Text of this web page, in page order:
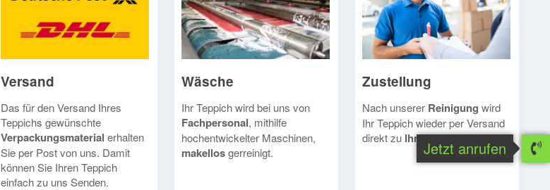
Versand
Das für den Versand Ihres
Teppichs gewünschte
Verpackungsmaterial erhalten
Sie per Post von uns. Damit
können Sie Ihren Teppich
einfach zu uns Senden.
Wäsche
Ihr Teppich wird bei uns von
Fachpersonal, mithilfe
hochentwickelter Maschinen,
makellosgerreinigt.
Zustellung
Nach unserer Reinigung wird
Ihr Teppich wieder per Versand
direkt zu Ihnengeschickt.
Jetzt anrufen